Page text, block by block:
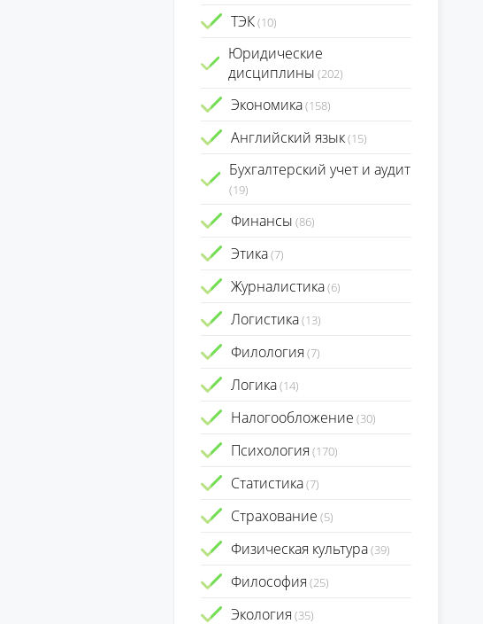
ТЭК(10)
Юридические
дисциплины (202)
Экономика(158)
Английский язык(15)
Бухгалтерский учет и аудит
(19)
Финансы (86)
Этика(7)
Журналистика(6)
Логистика(13)
Филология (7)
Логика(14)
Налогообложение (30)
Психология (170)
Статистика(7)
Страхование (5)
Физическая культура(39)
Философия (25)
Экология (35)